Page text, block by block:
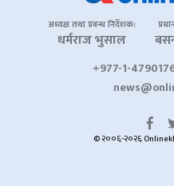
अध्यक्ष तथा प्रबन्ध निर्देशक:
धर्मराज भुसाल
+977-1-
© २००६-२०२६